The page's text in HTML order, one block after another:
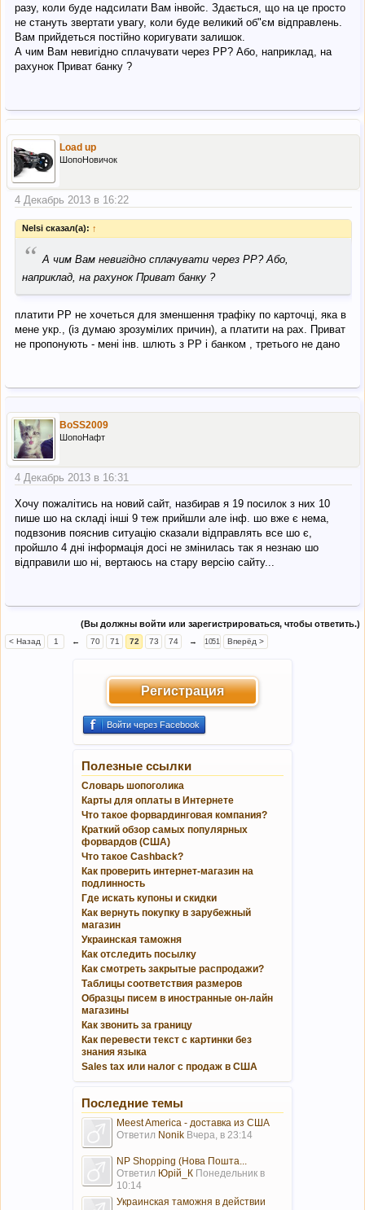
разу, коли буде надсилати Вам інвойс. Здається, що на це просто
не стануть звертати увагу, коли буде великий об"єм відправлень.
Вам прийдеться постійно коригувати залишок.
А чим Вам невигідно сплачувати через РР? Або, наприклад, на
рахунок Приват банку ?
Load up
ШопоНовичок
4 Декабрь 2013 в 16:22
Nelsi сказал(а): ↑
“ А чим Вам невигідно сплачувати через РР? Або,
наприклад, на рахунок Приват банку ?
платити РР не хочеться для зменшення трафіку по карточці, яка в
мене укр., (із думаю зрозумілих причин), а платити на рах. Приват
не пропонують - мені інв. шлють з РР і банком , третього не дано
BoSS2009
ШопоНафт
4 Декабрь 2013 в 16:31
Хочу пожалітись на новий сайт, назбирав я 19 посилок з них 10
пише шо на складі інші 9 теж прийшли але інф. шо вже є нема,
подвзонив пояснив ситуацію сказали відправлять все шо є,
пройшло 4 дні інформація досі не змінилась так я незнаю шо
відправили шо ні, вертаюсь на стару версію сайту...
(Вы должны войти или зарегистрироваться, чтобы ответить.)
< Назад 1 ← 70 71 72 73 74 → 1051 Вперёд >
Регистрация
Войти через Facebook
Полезные ссылки
Словарь шопоголика
Карты для оплаты в Интернете
Что такое форвардинговая компания?
Краткий обзор самых популярных
форвардов (США)
Что такое Cashback?
Как проверить интернет-магазин на
подлинность
Где искать купоны и скидки
Как вернуть покупку в зарубежный
магазин
Украинская таможня
Как отследить посылку
Как смотреть закрытые распродажи?
Таблицы соответствия размеров
Образцы писем в иностранные он-лайн
магазины
Как звонить за границу
Как перевести текст с картинки без
знания языка
Sales tax или налог с продаж в США
Последние темы
Meest America - доставка из США
Ответил Nonik Вчера, в 23:14
NP Shopping (Нова Пошта...
Ответил Юрій_К Понедельник в
10:14
Украинская таможня в действии